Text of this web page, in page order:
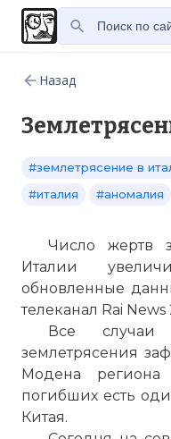
Назад
#землетрясение в
#италия
#аномалия
Число жертв
Италии
обновленные
телеканал Rai News
Все случаи
землетрясения
Модена региона
погибших есть
Китая.